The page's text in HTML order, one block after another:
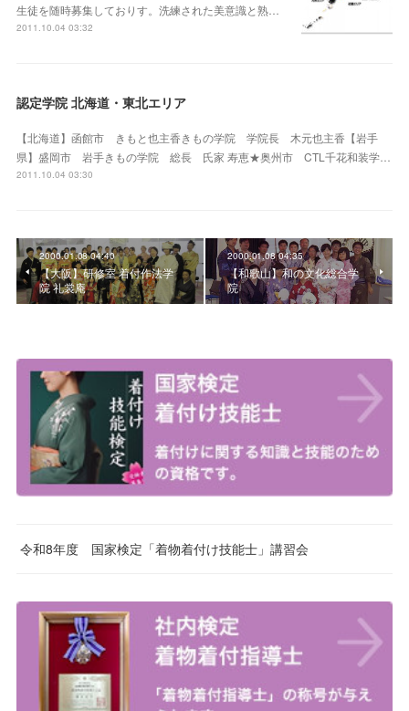
生徒を随時募集しておりす。洗練された美意識と熟…
2011.10.04 03:32
認定学院 北海道・東北エリア
【北海道】函館市 きもと也主香きもの学院 学院長 木元也主香【岩手
県】盛岡市 岩手きもの学院 総長 氏家 寿恵★奥州市 CTL千花和装学…
2011.10.04 03:30
2000.01.08 04:40
【大阪】研修室 着付作法学
院 礼裳庵
2000.01.08 04:35
【和歌山】和の文化総合学
院
令和8年度 国家検定「着物着付け技能士」講習会